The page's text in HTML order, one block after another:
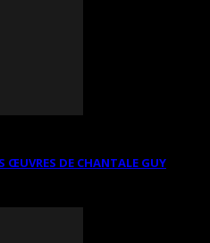
ŒUVRES DE CHANTALE GUY